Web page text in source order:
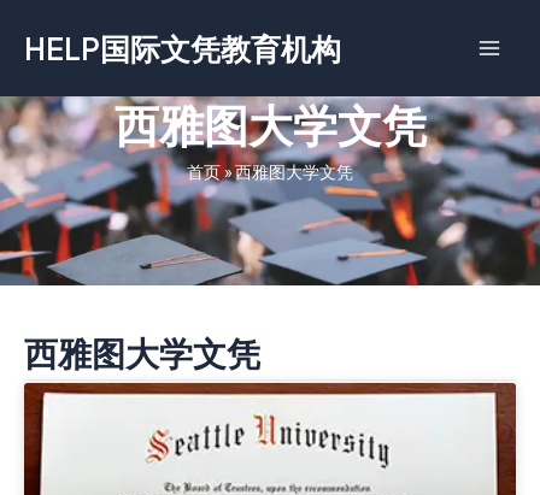
容
HELP国际文凭教育机构
西雅图大学文凭
首页»西雅图大学文凭
西雅图大学文凭